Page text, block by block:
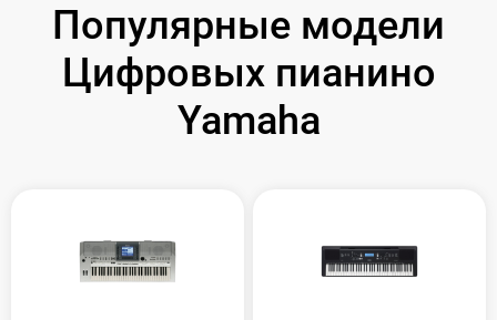
Популярные модели
Цифровых пианино
Yamaha